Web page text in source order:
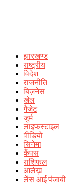
झारखण्ड
राष्ट्रीय
विदेश
राजनीति
बिज़नेस
खेल
गैजेट
जुर्म
लाइफस्टाइल
वीडियो
सिनेमा
कैंपस
राशिफल
आलेख़
लेंस आई पंजाबी